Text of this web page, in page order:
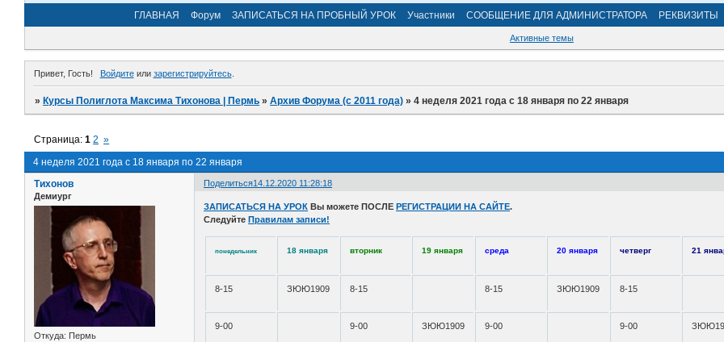
ГЛАВНАЯ Форум ЗАПИСАТЬСЯ НА ПРОБНЫЙ УРОК Участники СООБЩЕНИЕ ДЛЯ АДМИНИСТРАТОРА РЕКВИЗИТЫ
Активные темы
Привет, Гость! Войдитеили зарегистрируйтесь.
»Курсы Полиглота Максима Тихонова | Пермь »Архив Форума (с 2011 года) »4 неделя 2021 года с 18 января по 22 января
4 неделя 2021 года с 18 января по 22 января
Страница:1 2 »
Поделиться14.12.2020 11:28:18
Тихонов
Демиург
Откуда: Пермь
ЗАПИСАТЬСЯ НА УРОК Вы можете ПОСЛЕ РЕГИСТРАЦИИ НА САЙТЕ.
Следуйте Правилам записи!
понедельник 18 января вторник 19 января среда 20 января четверг 21
8-15 ЗЮЮ1909 8-15 8-15 ЗЮЮ1909 8-15
9-00 9-00 ЗЮЮ1909 9-00 9-00